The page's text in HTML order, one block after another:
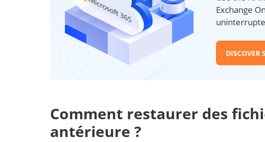
Exchange
DISCOVER
Comment restaurer des
antérieure ?